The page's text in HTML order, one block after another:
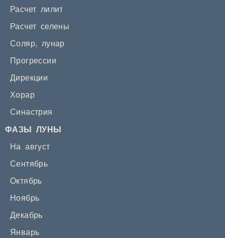
Расчет лилит
Расчет селены
Соляр, лунар
Прогрессии
Дирекции
Хорар
Синастрия
ФАЗЫ ЛУНЫ
На август
Сентябрь
Октябрь
Ноябрь
Декабрь
Январь